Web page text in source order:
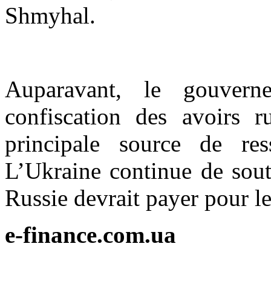
Shmyhal.
Auparavant, le
confiscation des avoirs
principale source de
L’Ukraine continue de
Russie devrait payer pour
e-finance.com.ua